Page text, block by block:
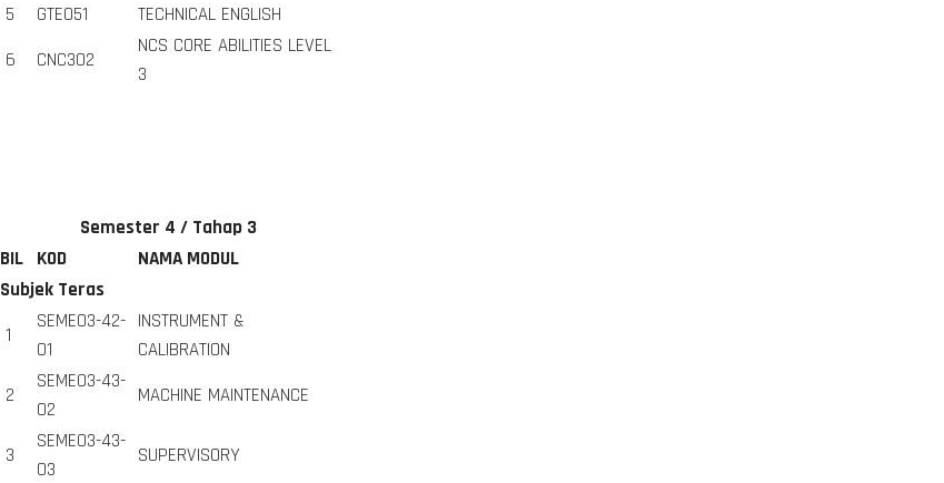
5 GTE051
TECHNICAL ENGLISH
6 CNC302
NCS CORE ABILITIES LEVEL
3
Semester 4 / Tahap 3
BIL KOD
NAMA MODUL
Subjek Teras
1
SEME03-42-
01
INSTRUMENT &
CALIBRATION
2
SEME03-43-
02
MACHINE MAINTENANCE
3
SEME03-43-
03
SUPERVISORY